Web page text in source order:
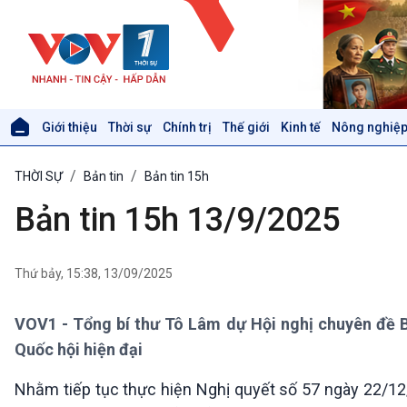
Giới thiệu Thời sự Chính trị Thế giới Kinh tế Nông
Thời sự 18h
Tin Đời sống & Xã hội
Tin Khoa học & Công nghệ
THỜI SỰ Bản tin Bản tin 15h
Bản tin 15h 13/9/2025
Thứ bảy, 15:38, 13/09/2025
VOV1 - Tổng bí thư Tô Lâm dự Hội nghị chuyên đề
Quốc hội hiện đại
Nhằm tiếp tục thực hiện Nghị quyết số 57 ngày 22/